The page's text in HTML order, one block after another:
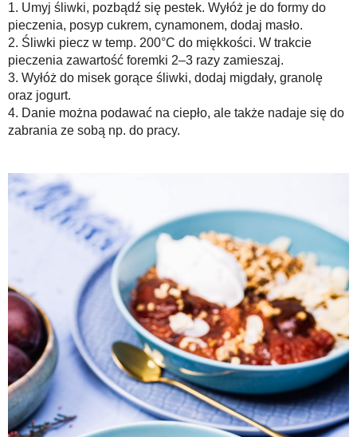
1. Umyj śliwki, pozbądź się pestek. Wyłóż je do formy do
pieczenia, posyp cukrem, cynamonem, dodaj masło.
2. Śliwki piecz w temp. 200°C do miękkości. W trakcie
pieczenia zawartość foremki 2–3 razy zamieszaj.
3. Wyłóż do misek gorące śliwki, dodaj migdały, granolę
oraz jogurt.
4. Danie można podawać na ciepło, ale także nadaje się do
zabrania ze sobą np. do pracy.